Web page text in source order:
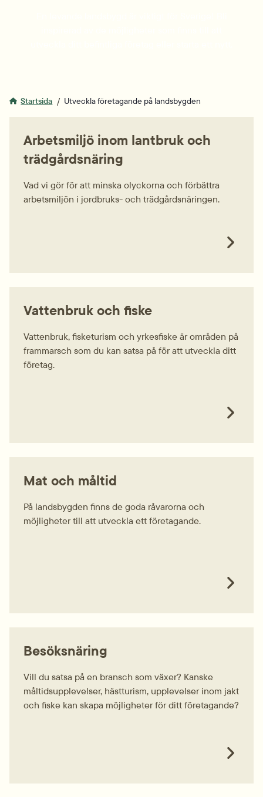
Startsida Utveckla företagande på landsbygden
Arbetsmiljö inom lantbruk och
trädgårdsnäring
Vad vi gör för att minska olyckorna och förbättra
arbetsmiljön i jordbruks- och trädgårdsnäringen.
Vattenbruk och fiske
Vattenbruk, fisketurism och yrkesfiske är områden på
frammarsch som du kan satsa på för att utveckla ditt
företag.
Mat och måltid
På landsbygden finns de goda råvarorna och
möjligheter till att utveckla ett företagande.
Besöksnäring
Vill du satsa på en bransch som växer? Kanske
måltidsupplevelser, hästturism, upplevelser inom jakt
och fiske kan skapa möjligheter för ditt företagande?